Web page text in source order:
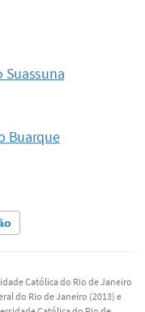
Suassuna
Buarque
procuro
Católica do Rio de Janeiro
do Rio de Janeiro (2013) e